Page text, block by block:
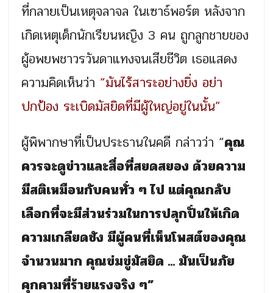
ที่กลายเป็นเหตุจลาจล ในเซาธ์พอร์ต หลังจาก
เกิดเหตุเด็กนักเรียนหญิง 3 คน ถูกลูกชายของ
ผู้อพยพชาวรวันดาแทงจนเสียชีวิต เธอแสดง
ความคิดเห็นว่า “มันไร้สาระอย่างยิ่ง อย่า
ปกป้อง ระเบิดมัสยิดที่มีผู้ใหญ่อยู่ในนั้น”
ผู้พิพากษาที่เป็นประธานในคดี กล่าวว่า “คุณ
ควรจะดูข่าวและสื่อที่สยดสยอง ด้วยความ
มีสติเหมือนกับคนทั่ว ๆ ไป แต่คุณกลับ
เลือกที่จะมีส่วนร่วมในการปลุกปั่นให้เกิด
ความเกลียดชัง มีผู้คนที่เห็นโพสต์ของคุณ
จำนวนมาก คุณข่มขู่มัสยิด ... มันเป็นภัย
คุกคามที่ร้ายแรงจริง ๆ”